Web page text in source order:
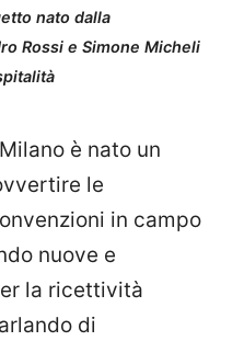
nato dalla
Rossi e Simone Micheli
è nato un
le
in campo
nuove e
la ricettività
di